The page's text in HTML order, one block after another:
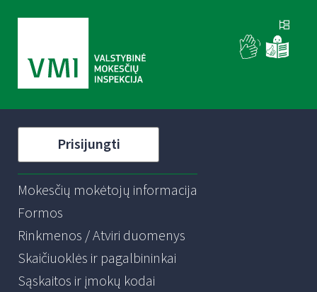
Prisijungti
Mokesčių mokėtojų informacija
Formos
Rinkmenos / Atviri duomenys
Skaičiuoklės ir pagalbininkai
Sąskaitos ir įmokų kodai